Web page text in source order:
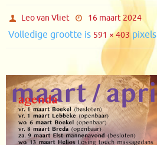
Leo van Vliet 16 maart 2024
Volledige grootte is 591 × 403pixels